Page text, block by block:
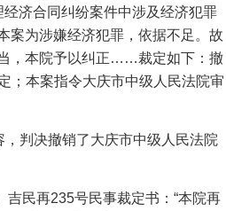
济合同纠纷案件中涉及经济犯罪
为涉嫌经济犯罪，依据不足。故
，本院予以纠正……裁定如下：撤
；本案指令大庆市中级人民法院审
，判决撤销了大庆市中级人民法院
吉民再235号民事裁定书：“本院再